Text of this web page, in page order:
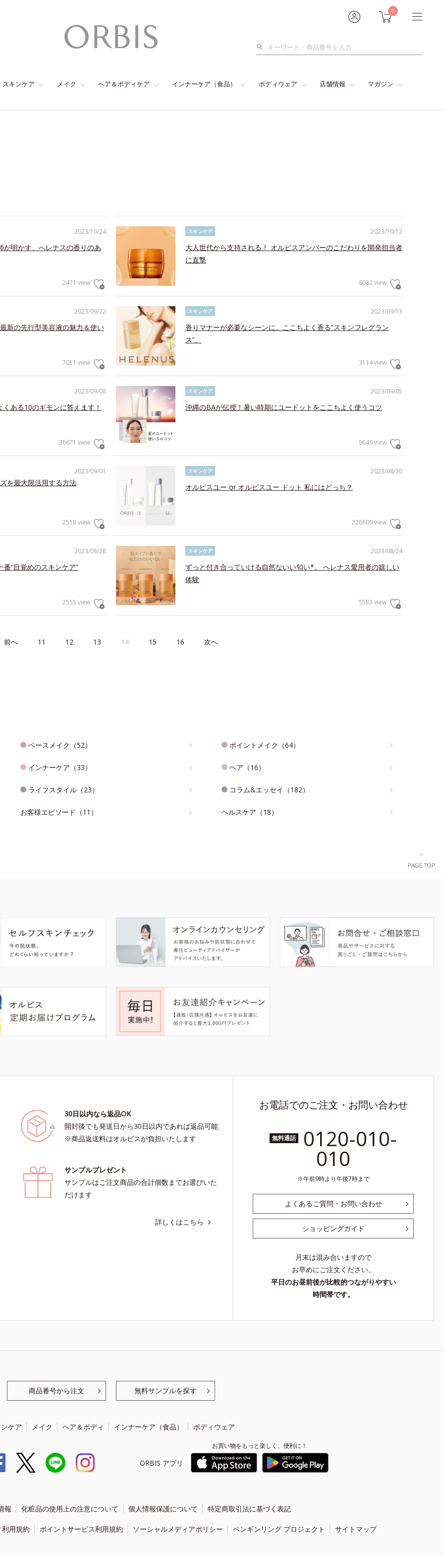
0
検
スキンケア メイク ヘア＆ボディケア インナーケア（食品） ボディウェア 店舗情報 マガジン
2023/10/24
明かす、へレナスの香りのあ
2471 view
2023/10/12
スキンケア
大人世代から支持される！ オルビスアンバーのこだわりを開発担当者
に直撃
6082 view
2023/09/22
新の先行型美容液の魅力＆使い
7051 view
2023/09/13
スキンケア
香りマナーが必要なシーンに。ここちよく香る“スキンフレグラン
ス”。
3114 view
2023/09/08
ある10のギモンに答えます！
36671 view
2023/09/05
スキンケア
沖縄のBAが伝授！暑い時期にユードットをここちよく使うコツ
9649 view
2023/09/01
を最大限活用する方法
2518 view
2023/08/30
スキンケア
オルビスユー or オルビスユー ドット 私にはどっち？
226609 view
2023/08/28
“目覚めのスキンケア”
2555 view
2023/08/24
スキンケア
ずっと付き合っていける自然ないい匂い*。 へレナス愛用者の嬉しい
体験
5583 view
前へ 11 12 13 14 15 16 次へ
ベースメイク（52） ポイントメイク（64）
インナーケア（33） ヘア（16）
ライフスタイル（23） コラム&エッセイ（182）
お客様エピソード（11） ヘルスケア（18）
30日以内なら返品OK
開封後でも発送日から30日以内であれば返品可能
※商品返送料はオルビスが負担いたします
サンプルプレゼント
サンプルはご注文商品の合計個数までお選びいた
だけます
詳しくはこちら
お電話でのご注文・お問い合わせ
無料通話 0120-010-
010
午前9時より午後7時まで
よくあるご質問・お問い合わせ
ショッピングガイド
月末は混み合いますので
お早めにご注文ください。
平日のお昼前後が比較的つながりやすい
時間帯です。
商品番号から注文 無料サンプルを探す
ケア メイク ヘア＆ボディ インナーケア（食品） ボディウェア
ORBIS アプリ
お買い物をもっと楽しく、便利に！
報 化粧品の使用上の注意について 個人情報保護について 特定商取引法に基づく表記
用規約 ポイントサービス利用規約 ソーシャルメディアポリシー ペンギンリング プロジェクト サイトマップ